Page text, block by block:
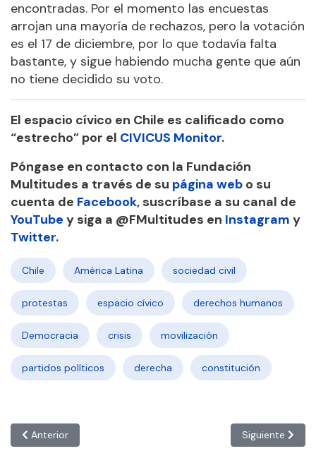
encontradas. Por el momento las encuestas
arrojan una mayoría de rechazos, pero la votación
es el 17 de diciembre, por lo que todavía falta
bastante, y sigue habiendo mucha gente que aún
no tiene decidido su voto.
El espacio cívico en Chile es calificado como
“estrecho” por el CIVICUS Monitor.
Póngase en contacto con la Fundación
Multitudes a través de su página web o su
cuenta de Facebook, suscríbase a su canal de
YouTube y siga a @FMultitudes en Instagram y
Twitter.
Chile América Latina sociedad civil
protestas espacio cívico derechos humanos
Democracia crisis movilización
partidos políticos derecha constitución
Artículo anterior: BOLIVIA: “La minimización de los incendios
Anterior Artículo
Siguiente